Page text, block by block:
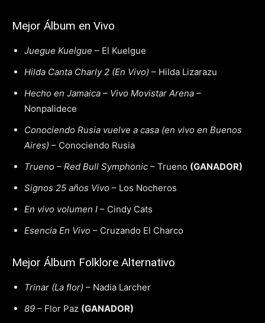
Mejor Álbum en Vivo
Juegue Kuelgue – El Kuelgue
Hilda Canta Charly 2 (En Vivo) – Hilda Lizarazu
Hecho en Jamaica – Vivo Movistar Arena –
Nonpalidece
Conociendo Rusia vuelve a casa (en vivo en Buenos
Aires) – Conociendo Rusia
Trueno – Red Bull Symphonic – Trueno (GANADOR)
Signos 25 años Vivo – Los Nocheros
En vivo volumen I – Cindy Cats
Esencia En Vivo – Cruzando El Charco
Mejor Álbum Folklore Alternativo
Trinar (La flor) – Nadia Larcher
89 – Flor Paz (GANADOR)